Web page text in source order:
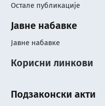
Остале публикације
Јавне набавке
Јавне набавке
Корисни линкови
Подзаконски акти